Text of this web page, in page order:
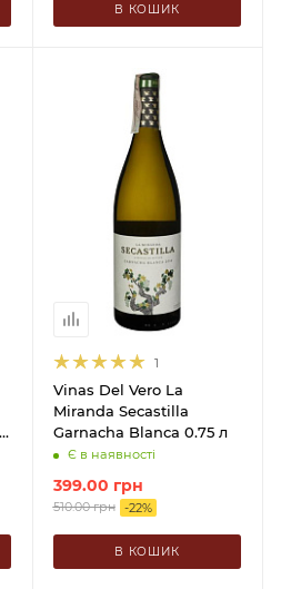
В КОШИК
1
Vinas Del Vero La
Miranda Secastilla
Garnacha Blanca 0.75 л
Є в наявності
399.00 грн
510.00грн -22%
В КОШИК